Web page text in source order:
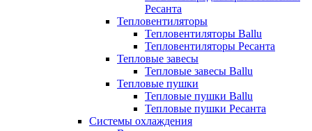
Ресанта
Тепловентиляторы
Тепловентиляторы Ballu
Тепловентиляторы Ресанта
Тепловые завесы
Тепловые завесы Ballu
Тепловые пушки
Тепловые пушки Ballu
Тепловые пушки Ресанта
Системы охлаждения